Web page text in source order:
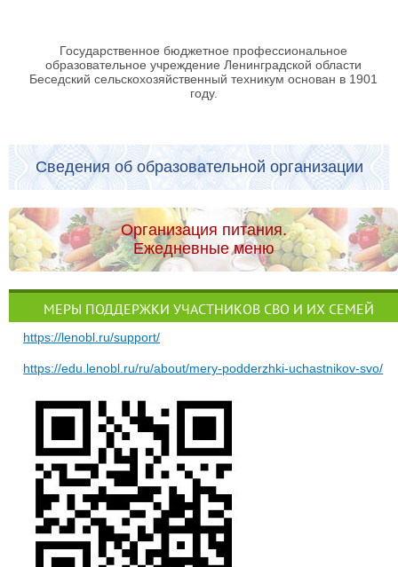
Государственное бюджетное профессиональное
образовательное учреждение Ленинградской области
Беседский сельскохозяйственный техникум основан в 1901
году.
Сведения об образовательной организации
Организация питания.
Ежедневные меню
МЕРЫ ПОДДЕРЖКИ УЧАСТНИКОВ СВО И ИХ СЕМЕЙ
https://lenobl.ru/support/
https://edu.lenobl.ru/ru/about/mery-podderzhki-uchastnikov-svo/